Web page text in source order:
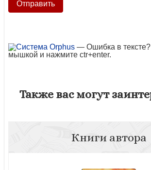
— Ошибка в
мышкой и нажмите ctr+enter.
Также вас могут
Книги автора